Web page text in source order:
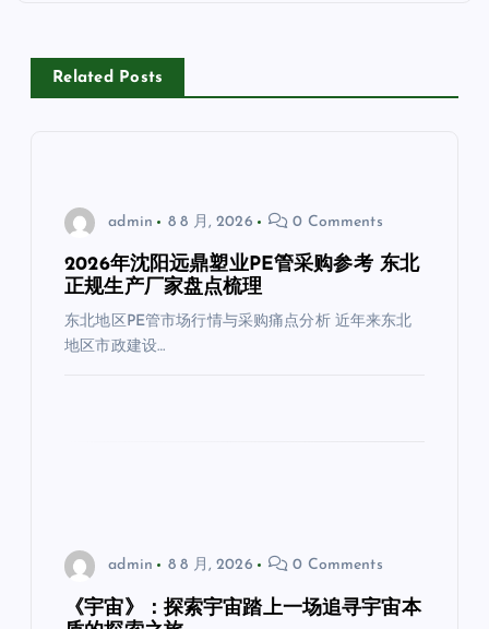
Related Posts
admin 8 8 月, 2026 0 Comments
2026年沈阳远鼎塑业PE管采购参考 东北
正规生产厂家盘点梳理
东北地区PE管市场行情与采购痛点分析 近年来东北
地区市政建设…
admin 8 8 月, 2026 0 Comments
《宇宙》：探索宇宙踏上一场追寻宇宙本